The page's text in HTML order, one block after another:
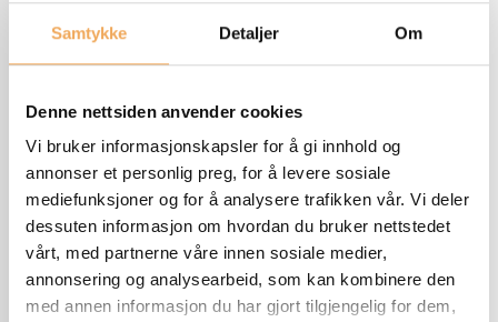
Samtykke Detaljer Om
Denne nettsiden anvender cookies
Vi bruker informasjonskapsler for å gi innhold og
annonser et personlig preg, for å levere sosiale
mediefunksjoner og for å analysere trafikken vår. Vi deler
dessuten informasjon om hvordan du bruker nettstedet
vårt, med partnerne våre innen sosiale medier,
annonsering og analysearbeid, som kan kombinere den
med annen informasjon du har gjort tilgjengelig for dem,